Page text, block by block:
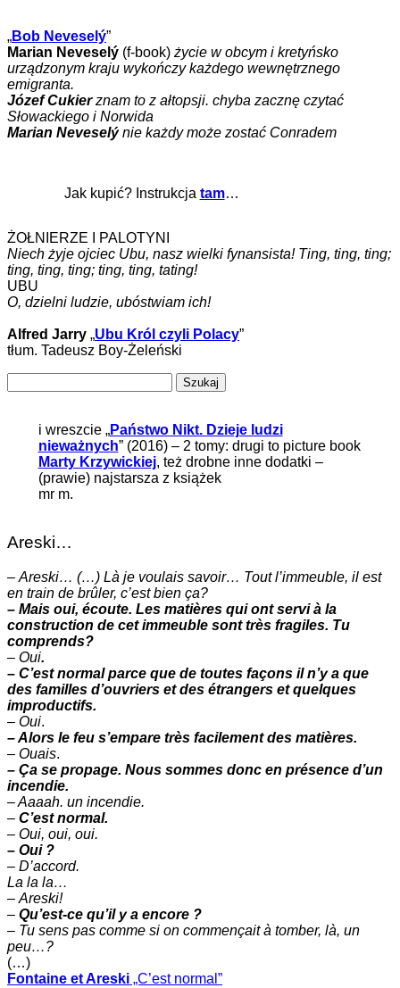
„Bob Neveselý”
Marian Neveselý (f-book) życie w obcym i kretyńsko
urządzonym kraju wykończy każdego wewnętrznego
emigranta.
Józef Cukierznam to z ałtopsji. chyba zacznę czytać
Słowackiego i Norwida
Marian Neveselýnie każdy może zostać Conradem
Jak kupić? Instrukcja tam…
ŻOŁNIERZE I PALOTYNI
Niech żyje ojciec Ubu, nasz wielki fynansista! Ting, ting, ting;
ting, ting, ting; ting, ting, tating!
UBU
O, dzielni ludzie, ubóstwiam ich!
Alfred Jarry „Ubu Król czyli Polacy”
tłum. Tadeusz Boy-Żeleński
i wreszcie „Państwo Nikt. Dzieje ludzi
nieważnych” (2016) – 2 tomy: drugi to picture book
Marty Krzywickiej, też drobne inne dodatki –
(prawie) najstarsza z książek
mr m.
Areski…
– Areski… (…) Là je voulais savoir… Tout l’immeuble, il est
en train de brûler, c’est bien ça?
– Mais oui, écoute. Les matières qui ont servi à la
construction de cet immeuble sont très fragiles. Tu
comprends?
– Oui.
– C’est normal parce que de toutes façons il n’y a que
des familles d’ouvriers et des étrangers et quelques
improductifs.
– Oui.
– Alors le feu s’empare très facilement des matières.
– Ouais.
– Ça se propage. Nous sommes donc en présence d’un
incendie.
– Aaaah. un incendie.
– C’est normal.
– Oui, oui, oui.
– Oui ?
– D’accord.
La la la…
– Areski!
– Qu’est-ce qu’il y a encore ?
– Tu sens pas comme si on commençait à tomber, là, un
peu…?
(…)
Fontaine et Areski „C’est normal”